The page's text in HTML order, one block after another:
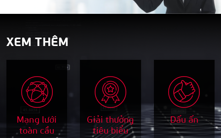
XEM THÊM
Mạng lưới
toàn cầu
Giải thưởng
tiêu biểu
Dấu ấn